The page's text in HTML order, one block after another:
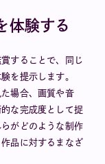
体験する
することで、同じ
を提示します。
場合、画質や音
な完成度として捉
がどのような制作
品に対するまなざ